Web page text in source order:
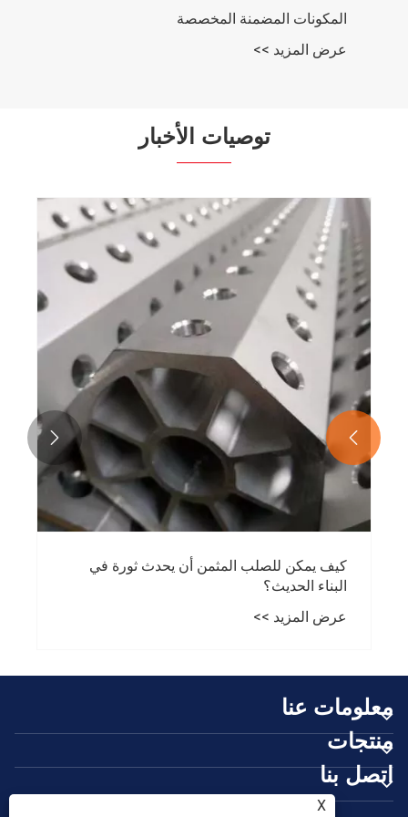
المكونات المضمنة المخصصة
عرض المزيد >>
توصيات الأخبار
كيف يمكن للصلب المثمن أن يحدث ثورة في
البناء الحديث؟
عرض المزيد >>


معلومات عنا
منتجات
اتصل بنا
X